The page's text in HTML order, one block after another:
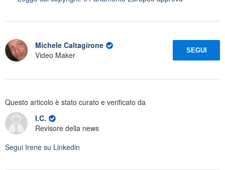
Michele Caltagirone
Video Maker
SEGUI
Questo articolo è stato curato e verificato da
I.C.
Revisore della news
Segui Irene su Linkedin